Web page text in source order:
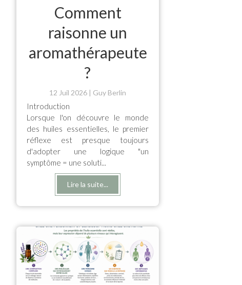
Comment
raisonne un
aromathérapeute
?
12 Juil 2026 Guy Berlin
Introduction
Lorsque l'on découvre le monde
des huiles essentielles, le premier
réflexe est presque toujours
d'adopter une logique "un
symptôme = une soluti...
Lire la suite...